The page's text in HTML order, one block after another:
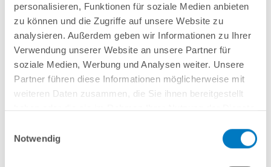
personalisieren, Funktionen für soziale Medien anbieten
zu können und die Zugriffe auf unsere Website zu
analysieren. Außerdem geben wir Informationen zu Ihrer
Verwendung unserer Website an unsere Partner für
soziale Medien, Werbung und Analysen weiter. Unsere
Partner führen diese Informationen möglicherweise mit
weiteren Daten zusammen, die Sie ihnen bereitgestellt
Notwendig
Lieferung in ca. 1-3 Arbeitstagen
Entleerungseinheiten zur Restentleerung der Leitungen im Winter.
In den Warenkorb